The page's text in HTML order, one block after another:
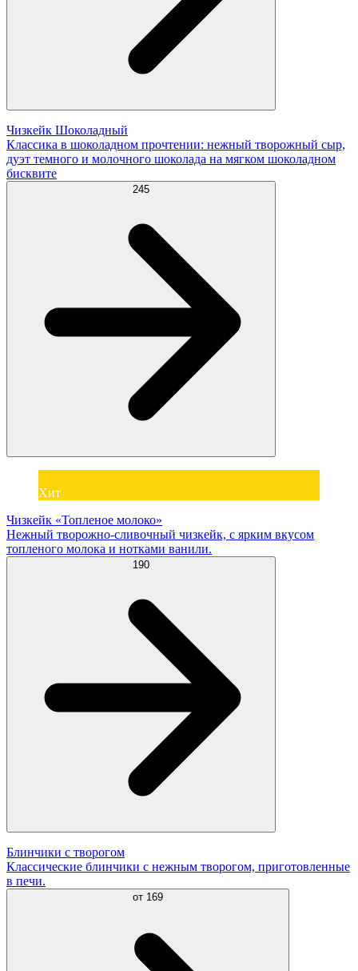
Чизкейк Шоколадный
Классика в шоколадном прочтении: нежный творожный сыр,
дуэт темного и молочного шоколада на мягком шоколадном
бисквите
245
Хит
Чизкейк «Топленое молоко»
Нежный творожно-сливочный чизкейк, с ярким вкусом
топленого молока и нотками ванили.
190
Блинчики с творогом
Классические блинчики с нежным творогом, приготовленные
в печи.
от 169